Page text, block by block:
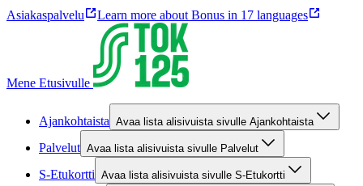
Asiakaspalvelu Learn more about Bonus in 17 languages
Mene Etusivulle
Ajankohtaista Avaa lista alisivuista sivulle Ajankohtaista
Palvelut Avaa lista alisivuista sivulle Palvelut
S-Etukortti Avaa lista alisivuista sivulle S-Etukortti